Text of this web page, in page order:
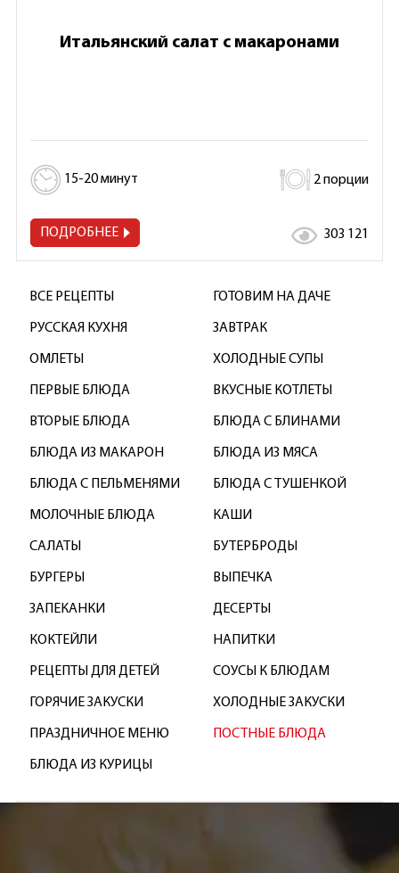
Итальянский салат с макаронами
15-20 минут 2 порции
ПОДРОБНЕЕ 303 121
ВСЕ РЕЦЕПТЫ ГОТОВИМ НА ДАЧЕ
РУССКАЯ КУХНЯ ЗАВТРАК
ОМЛЕТЫ ХОЛОДНЫЕ СУПЫ
ПЕРВЫЕ БЛЮДА ВКУСНЫЕ КОТЛЕТЫ
ВТОРЫЕ БЛЮДА БЛЮДА С БЛИНАМИ
БЛЮДА ИЗ МАКАРОН БЛЮДА ИЗ МЯСА
БЛЮДА С ПЕЛЬМЕНЯМИ БЛЮДА С ТУШЕНКОЙ
МОЛОЧНЫЕ БЛЮДА КАШИ
САЛАТЫ БУТЕРБРОДЫ
БУРГЕРЫ ВЫПЕЧКА
ЗАПЕКАНКИ ДЕСЕРТЫ
КОКТЕЙЛИ НАПИТКИ
РЕЦЕПТЫ ДЛЯ ДЕТЕЙ СОУСЫ К БЛЮДАМ
ГОРЯЧИЕ ЗАКУСКИ ХОЛОДНЫЕ ЗАКУСКИ
ПРАЗДНИЧНОЕ МЕНЮ ПОСТНЫЕ БЛЮДА
БЛЮДА ИЗ КУРИЦЫ